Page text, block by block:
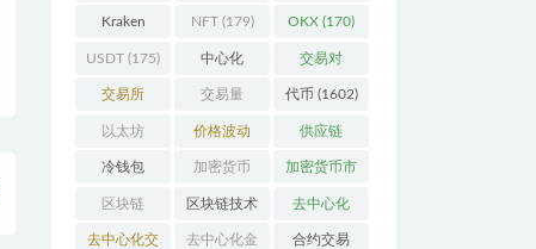
(206)
Kraken
(104)
NFT(179) OKX (170)
USDT (175) 中心化
(3923)
交易对
(359)
交易所
(2164)
交易量
(246)
代币 (1602)
以太坊
(742)
价格波动
(630)
供应链
(118)
冷钱包
(175)
加密货币
(5442)
加密货币市
场(701)
区块链
(4599)
区块链技术
(528)
去中心化
(4087)
去中心化交 去中心化金 合约交易